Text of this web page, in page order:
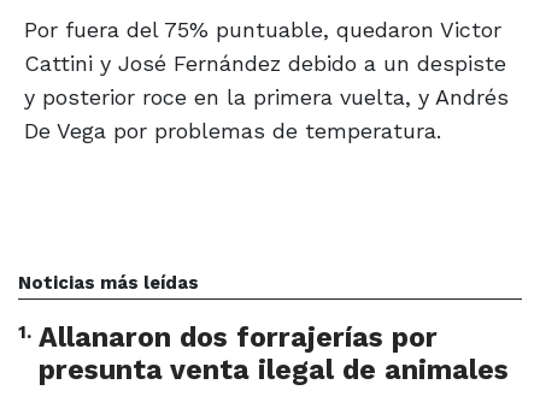
Por fuera del 75% puntuable, quedaron Victor
Cattini y José Fernández debido a un despiste
y posterior roce en la primera vuelta, y Andrés
De Vega por problemas de temperatura.
Noticias más leídas
1. Allanaron dos forrajerías por
presunta venta ilegal de animales